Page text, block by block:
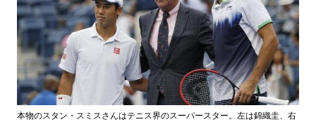
本物のスタン・スミスさんはテニス界のスーパースター。左は錦織圭、右